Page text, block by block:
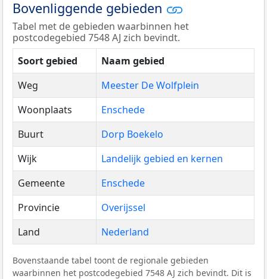
Bovenliggende gebieden
Tabel met de gebieden waarbinnen het
postcodegebied 7548 AJ zich bevindt.
Soort gebied
Naam gebied
Weg
Meester De Wolfplein
Woonplaats
Enschede
Buurt
Dorp Boekelo
Wijk
Landelijk gebied en kernen
Gemeente
Enschede
Provincie
Overijssel
Land
Nederland
Bovenstaande tabel toont de regionale gebieden
waarbinnen het postcodegebied 7548 AJ zich bevindt. Dit is